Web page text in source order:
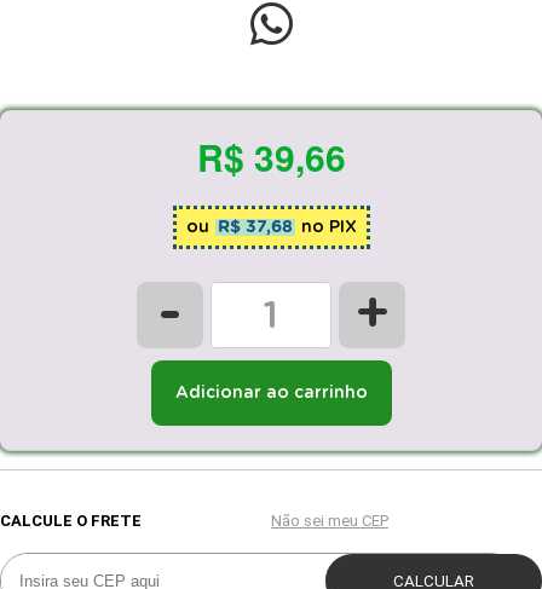
R$ 39,66
ou R$ 37,68 no PIX
- +
Adicionar ao carrinho